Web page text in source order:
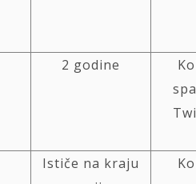
2 godine
Ističe na kraju